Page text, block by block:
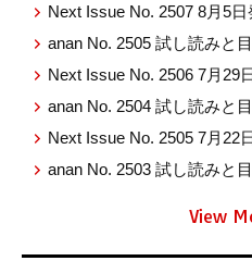
Next Issue No. 2507 8月5日
anan No. 2505 試し読みと
Next Issue No. 2506 7月29
anan No. 2504 試し読みと
Next Issue No. 2505 7月22
anan No. 2503 試し読みと
View